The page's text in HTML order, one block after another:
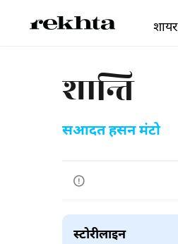
शान्ति
सआदत हसन मंटो
स्टोरीलाइन
शायर